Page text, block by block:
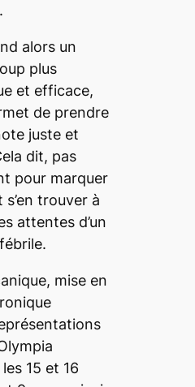
alors un
plus
et efficace,
de prendre
juste et
dit, pas
pour marquer
trouver à
attentes d’un
, mise en
15 et 16